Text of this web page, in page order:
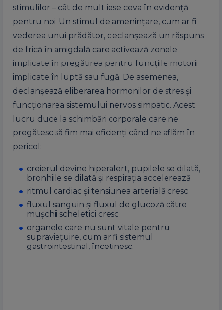
stimulilor – cât de mult iese ceva în evidență
pentru noi. Un stimul de amenințare, cum ar fi
vederea unui prădător, declanșează un răspuns
de frică în amigdală care activează zonele
implicate în pregătirea pentru funcțiile motorii
implicate în luptă sau fugă. De asemenea,
declanșează eliberarea hormonilor de stres și
funcționarea sistemului nervos simpatic. Acest
lucru duce la schimbări corporale care ne
pregătesc să fim mai eficienți când ne aflăm în
pericol:
creierul devine hiperalert, pupilele se dilată,
bronhiile se dilată și respirația accelerează
ritmul cardiac și tensiunea arterială cresc
fluxul sanguin și fluxul de glucoză către
mușchii scheletici cresc
organele care nu sunt vitale pentru
supraviețuire, cum ar fi sistemul
gastrointestinal, încetinesc.